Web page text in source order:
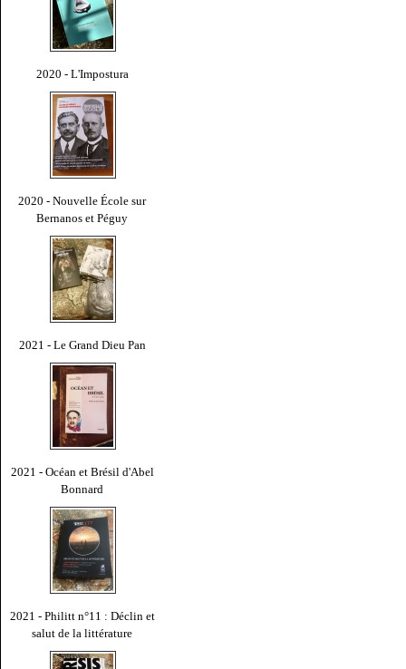
2020 - L'Impostura
2020 - Nouvelle École sur
Bernanos et Péguy
2021 - Le Grand Dieu Pan
2021 - Océan et Brésil d'Abel
Bonnard
2021 - Philitt n°11 : Déclin et
salut de la littérature